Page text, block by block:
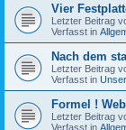
Vier
Letzter Beitrag
Verfasst in
Nach dem
Letzter Beitrag
Verfasst in
Formel !
Letzter Beitrag
Verfasst in